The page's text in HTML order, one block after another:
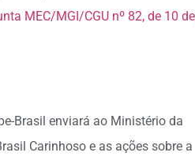
MEC/MGI/CGU nº 82, de 10
Brasil enviará ao Ministério da
Carinhoso e as ações sobre a